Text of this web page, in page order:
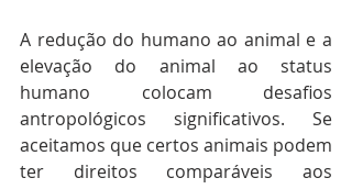
A redução do humano ao animal e a
elevação do animal ao status
humano colocam desafios
antropológicos significativos. Se
aceitamos que certos animais podem
ter direitos comparáveis aos